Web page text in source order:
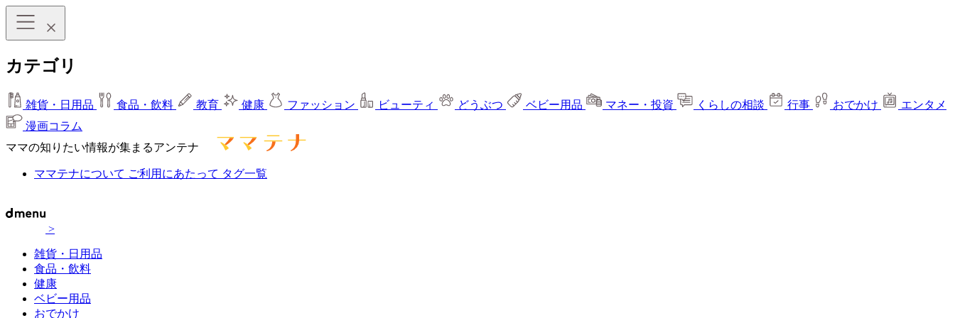
カテゴリ
雑貨・日用品 食品・飲料 教育 健康 ファッション ビューティ どうぶつ ベビー用品 マネー・投資 くらしの相談 行事 おでかけ
エンタメ
漫画コラム
ママの知りたい情報が集まるアンテナ
ママテナについて ご利用にあたって タグ一覧
>
雑貨・日用品
食品・飲料
健康
ベビー用品
おでかけ